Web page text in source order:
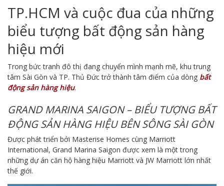
TP.HCM và cuộc đua của những
biểu tượng bất động sản hàng
hiệu mới
Trong bức tranh đô thị đang chuyển mình mạnh mẽ, khu trung
tâm Sài Gòn và TP. Thủ Đức trở thành tâm điểm của dòng bất
động sản hàng hiệu.
GRAND MARINA SAIGON – BIỂU TƯỢNG BẤT
ĐỘNG SẢN HÀNG HIỆU BÊN SÔNG SÀI GÒN
Được phát triển bởi Masterise Homes cùng Marriott
International, Grand Marina Saigon được xem là một trong
những dự án căn hộ hàng hiệu Marriott và JW Marriott lớn nhất
thế giới.